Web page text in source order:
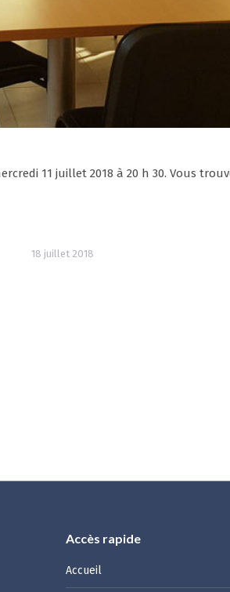
11 juillet 2018 à 20 h 30. Vous
18 juillet 2018
Accès rapide
Accueil